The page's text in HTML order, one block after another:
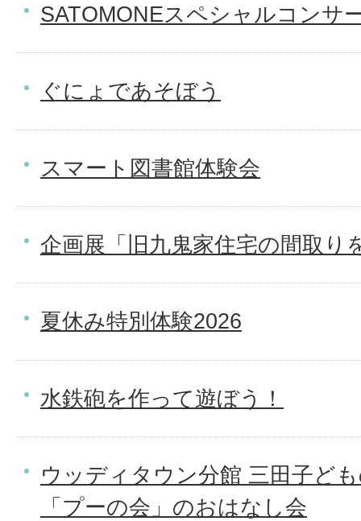
SATOMONEスペシャルコンサ
ぐにょであそぼう
スマート図書館体験会
企画展「旧九鬼家住宅の間取り
夏休み特別体験2026
水鉄砲を作って遊ぼう！
ウッディタウン分館 三田子ど
「プーの会」のおはなし会